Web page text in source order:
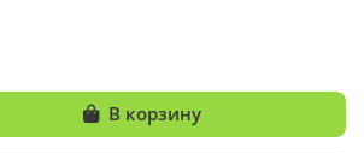
В корзину